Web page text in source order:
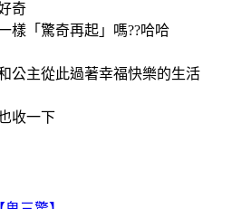
奇
樣「驚奇再起」嗎??哈哈
公主從此過著幸福快樂的生活
收一下